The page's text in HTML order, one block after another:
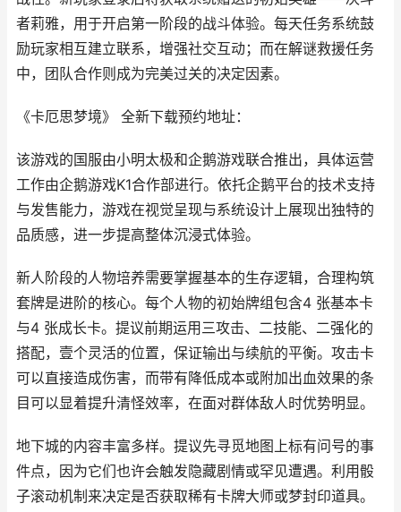
者莉雅，用于开启第一阶段的战斗体验。每天任务系统鼓
励玩家相互建立联系，增强社交互动；而在解谜救援任务
中，团队合作则成为完美过关的决定因素。
《卡厄思梦境》 全新下载预约地址：
该游戏的国服由小明太极和企鹅游戏联合推出，具体运营
工作由企鹅游戏K1合作部进行。依托企鹅平台的技术支持
与发售能力，游戏在视觉呈现与系统设计上展现出独特的
品质感，进一步提高整体沉浸式体验。
新人阶段的人物培养需要掌握基本的生存逻辑，合理构筑
套牌是进阶的核心。每个人物的初始牌组包含4 张基本卡
与4 张成长卡。提议前期运用三攻击、二技能、二强化的
搭配，壹个灵活的位置，保证输出与续航的平衡。攻击卡
可以直接造成伤害，而带有降低成本或附加出血效果的条
目可以显着提升清怪效率，在面对群体敌人时优势明显。
地下城的内容丰富多样。提议先寻觅地图上标有问号的事
件点，因为它们也许会触发隐藏剧情或罕见遭遇。利用骰
子滚动机制来决定是否获取稀有卡牌大师或梦封印道具。